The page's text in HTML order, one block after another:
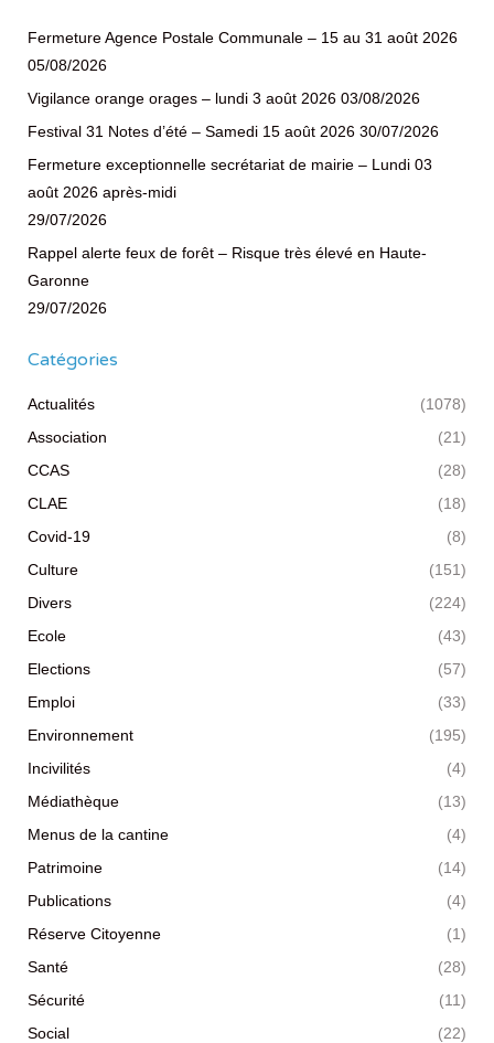
Fermeture Agence Postale Communale – 15 au 31 août 2026
05/08/2026
Vigilance orange orages – lundi 3 août 2026 03/08/2026
Festival 31 Notes d’été – Samedi 15 août 2026 30/07/2026
Fermeture exceptionnelle secrétariat de mairie – Lundi 03
août 2026 après-midi
29/07/2026
Rappel alerte feux de forêt – Risque très élevé en Haute-
Garonne
29/07/2026
Catégories
Actualités
(1078)
Association
(21)
CCAS
(28)
CLAE
(18)
Covid-19
(8)
Culture
(151)
Divers
(224)
Ecole
(43)
Elections
(57)
Emploi
(33)
Environnement
(195)
Incivilités
(4)
Médiathèque
(13)
Menus de la cantine
(4)
Patrimoine
(14)
Publications
(4)
Réserve Citoyenne
(1)
Santé
(28)
Sécurité
(11)
Social
(22)